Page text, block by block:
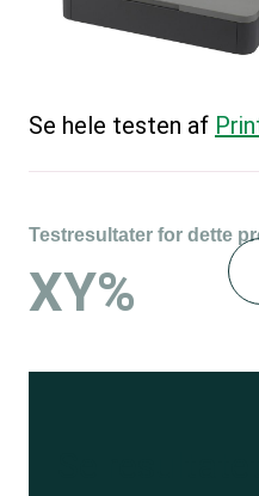
Se hele testen af
Testresultater for dette
XY%